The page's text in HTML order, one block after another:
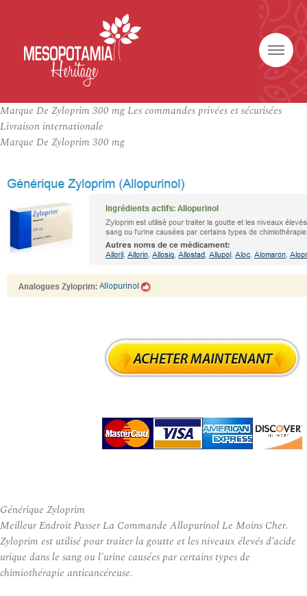
Marque De Zyloprim 300 mg Les commandes privées et sécurisées
Livraison internationale
Marque De Zyloprim 300 mg
Générique Zyloprim
Meilleur Endroit Passer La Commande Allopurinol Le Moins Cher.
Zyloprim est utilisé pour traiter la goutte et les niveaux élevés d’acide
urique dans le sang ou l’urine causées par certains types de
chimiothérapie anticancéreuse.